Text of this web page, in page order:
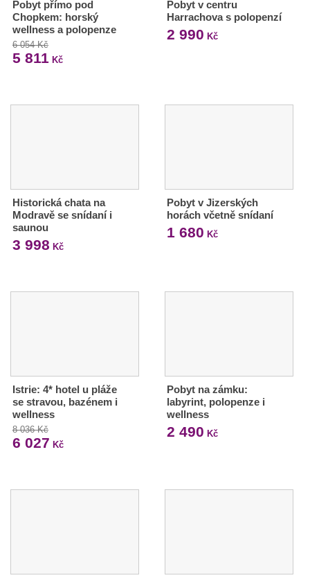
Pobyt přímo pod
Chopkem: horský
wellness a polopenze
6 054 Kč
5 811 Kč
Pobyt v centru
Harrachova s polopenzí
2 990 Kč
Historická chata na
Modravě se snídaní i
saunou
3 998 Kč
Pobyt v Jizerských
horách včetně snídaní
1 680 Kč
Istrie: 4* hotel u pláže
se stravou, bazénem i
wellness
8 036 Kč
6 027 Kč
Pobyt na zámku:
labyrint, polopenze i
wellness
2 490 Kč